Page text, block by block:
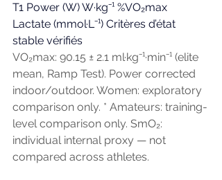
T1 Power (W) W·kg⁻¹ %VO₂max
Lactate (mmol·L⁻¹) Critères d’état
stable vérifiés
VO₂max: 90.15 ± 2.1 ml·kg⁻¹·min⁻¹ (elite
mean, Ramp Test). Power corrected
indoor/outdoor. Women: exploratory
comparison only. * Amateurs: training-
level comparison only. SmO₂:
individual internal proxy — not
compared across athletes.